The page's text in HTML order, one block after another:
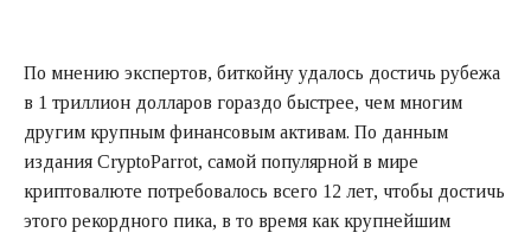
По мнению экспертов, биткойну удалось достичь рубежа
в 1 триллион долларов гораздо быстрее, чем многим
другим крупным финансовым активам. По данным
издания CryptoParrot, самой популярной в мире
криптовалюте потребовалось всего 12 лет, чтобы достичь
этого рекордного пика, в то время как крупнейшим